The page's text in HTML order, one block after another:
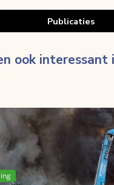
Publicaties
ook interessant
Broere